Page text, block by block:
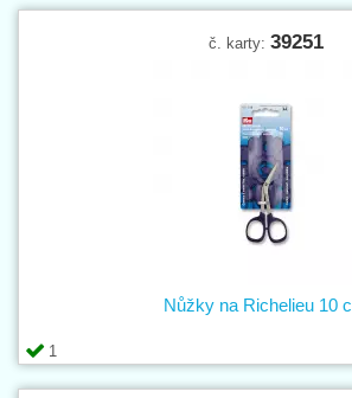
č. karty: 39251
1
Nůžky na Richelieu 10